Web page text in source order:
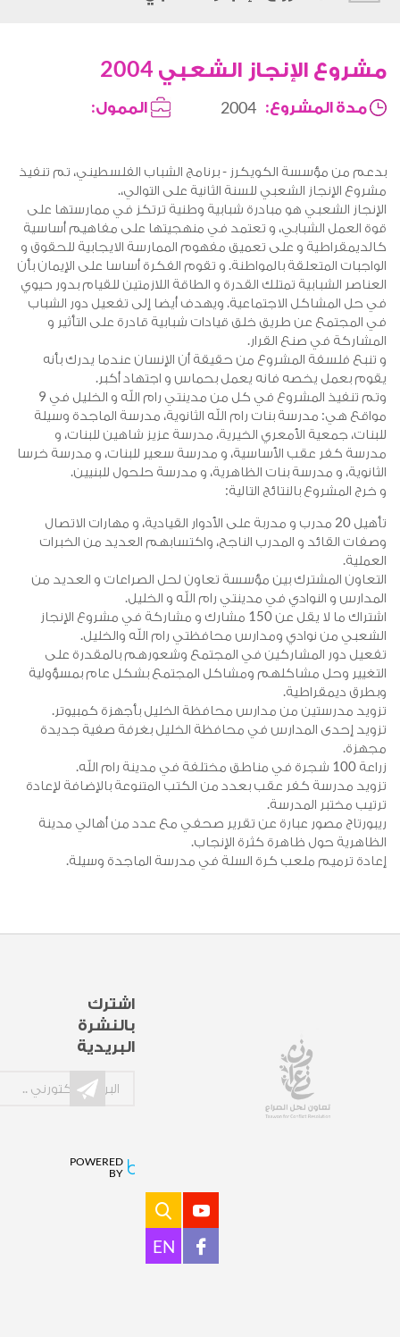
الإنجاز الشعبي 2004
مدة المشروع: 2004 الممول:
من مؤسسة الكويكرز - برنامج الشباب الفلسطيني، تم تنفيذ
الإنجاز الشعبي للسنة الثانية على التوالي،.
الشعبي هو مبادرة شبابية وطنية ترتكز في ممارستها على
العمل الشبابي، و تعتمد في منهجيتها على مفاهيم أساسية
و على تعميق مفهوم الممارسة الايجابية للحقوق و
المتعلقة بالمواطنة. و تقوم الفكرة أساسا على الإيمان بأن
الشبابية تمتلك القدرة و الطاقة اللازمتين للقيام بدور حيوي
حل المشاكل الاجتماعية. ويهدف أيضا إلى تفعيل دور الشباب
المجتمع عن طريق خلق قيادات شبابية قادرة على التأثير و
في صنع القرار.
تنبع فلسفة المشروع من حقيقة أن الإنسان عندما يدرك بأنه
بعمل يخصه فانه يعمل بحماس و اجتهاد أكبر.
وتم تنفيذ المشروع في كل من مدينتي رام الله و الخليل في 9
هي: مدرسة بنات رام الله الثانوية، مدرسة الماجدة وسيلة
جمعية الأمعري الخيرية، مدرسة عزيز شاهين للبنات، و
كفر عقب الأساسية، و مدرسة سعير للبنات، و مدرسة خرسا
و مدرسة بنات الظاهرية، و مدرسة حلحول للبنيين.
خرج المشروع بالنتائج التالية:
تأهيل 20 مدرب و مدربة على الأدوار القيادية، و مهارات الاتصال
القائد و المدرب الناجح، واكتسابهم العديد من الخبرات
المشترك بين مؤسسة تعاون لحل الصراعات و العديد من
و النوادي في مدينتي رام الله و الخليل.
اشتراك ما لا يقل عن 150 مشارك و مشاركة في مشروع الإنجاز
من نوادي ومدارس محافظتي رام الله والخليل.
دور المشاركين في المجتمع وشعورهم بالمقدرة على
وحل مشاكلهم ومشاكل المجتمع بشكل عام بمسؤولية
ديمقراطية.
مدرستين من مدارس محافظة الخليل بأجهزة كمبيوتر.
إحدى المدارس في محافظة الخليل بغرفة صفية جديدة
شجرة في مناطق مختلفة في مدينة رام الله.
مدرسة كفر عقب بعدد من الكتب المتنوعة بالإضافة لإعادة
مختبر المدرسة.
مصور عبارة عن تقرير صحفي مع عدد من أهالي مدينة
حول ظاهرة كثرة الإنجاب.
ترميم ملعب كرة السلة في مدرسة الماجدة وسيلة.
اشترك
بالنشرة
البريدية
POWERED
BY
EN